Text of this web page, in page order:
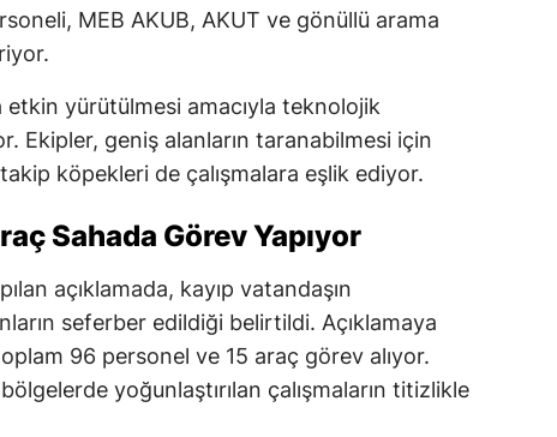
MEB AKUB, AKUT ve gönüllü arama
etkin yürütülmesi amacıyla teknolojik
Ekipler, geniş alanların taranabilmesi için
köpekleri de çalışmalara eşlik ediyor.
Sahada Görev Yapıyor
açıklamada, kayıp vatandaşın
seferber edildiği belirtildi. Açıklamaya
96 personel ve 15 araç görev alıyor.
yoğunlaştırılan çalışmaların titizlikle